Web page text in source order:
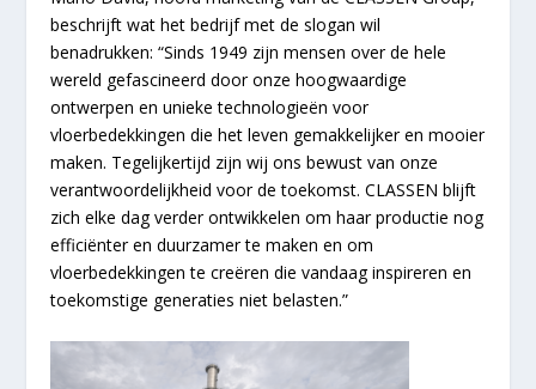
beschrijft wat het bedrijf met de slogan wil
benadrukken: “Sinds 1949 zijn mensen over de hele
wereld gefascineerd door onze hoogwaardige
ontwerpen en unieke technologieën voor
vloerbedekkingen die het leven gemakkelijker en mooier
maken. Tegelijkertijd zijn wij ons bewust van onze
verantwoordelijkheid voor de toekomst. CLASSEN blijft
zich elke dag verder ontwikkelen om haar productie nog
efficiënter en duurzamer te maken en om
vloerbedekkingen te creëren die vandaag inspireren en
toekomstige generaties niet belasten.”